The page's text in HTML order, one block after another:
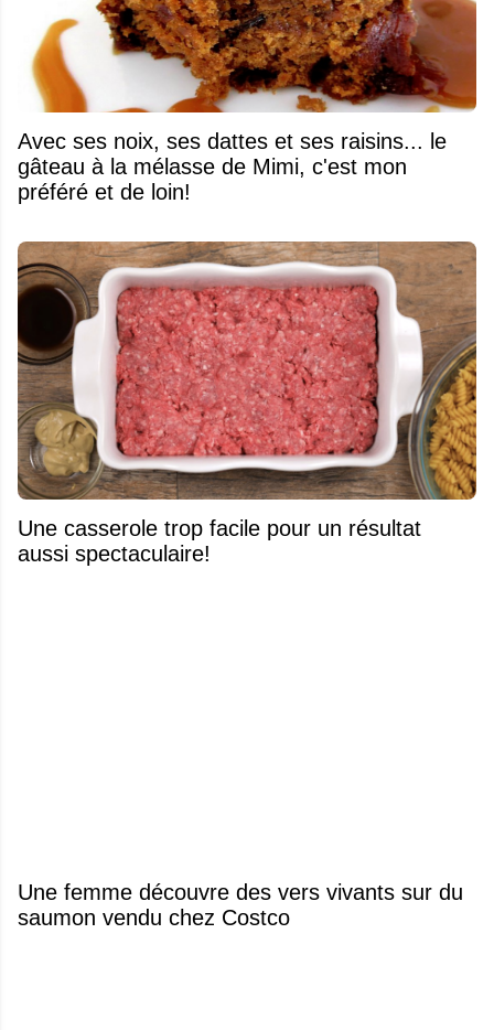
Avec ses noix, ses dattes et ses raisins... le
gâteau à la mélasse de Mimi, c'est mon
préféré et de loin!
Une casserole trop facile pour un résultat
aussi spectaculaire!
Une femme découvre des vers vivants sur du
saumon vendu chez Costco